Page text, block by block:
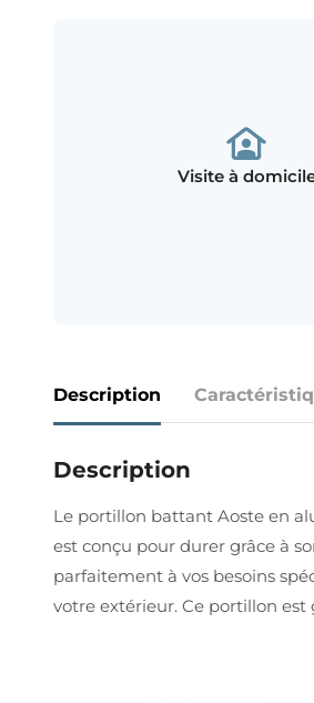
Visite à
Description
Description
Le portillon battant Aoste en
est conçu pour durer grâce à
parfaitement à vos besoins
votre extérieur. Ce portillon est